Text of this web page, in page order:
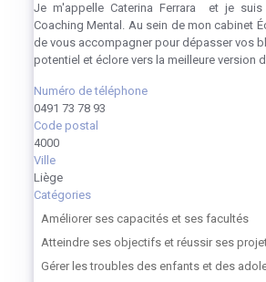
Je m'appelle Caterina Ferrara et je suis
Coaching Mental. Au sein de mon cabinet
de vous accompagner pour dépasser vos
potentiel et éclore vers la meilleure version
Numéro de téléphone
0491 73 78 93
Code postal
4000
Ville
Liège
Catégories
Améliorer ses capacités et ses facultés
Atteindre ses objectifs et réussir ses
Gérer les troubles des enfants et des